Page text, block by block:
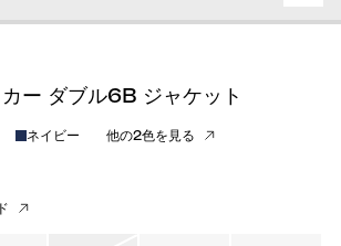
ー ダブル6B ジャケット
ネイビー 他の2色を見る